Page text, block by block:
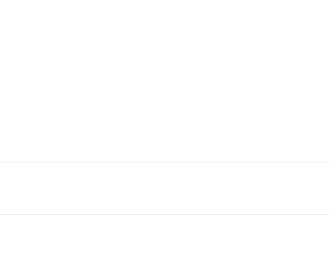
할 법한 짓을 저지를지 모릅니다.”